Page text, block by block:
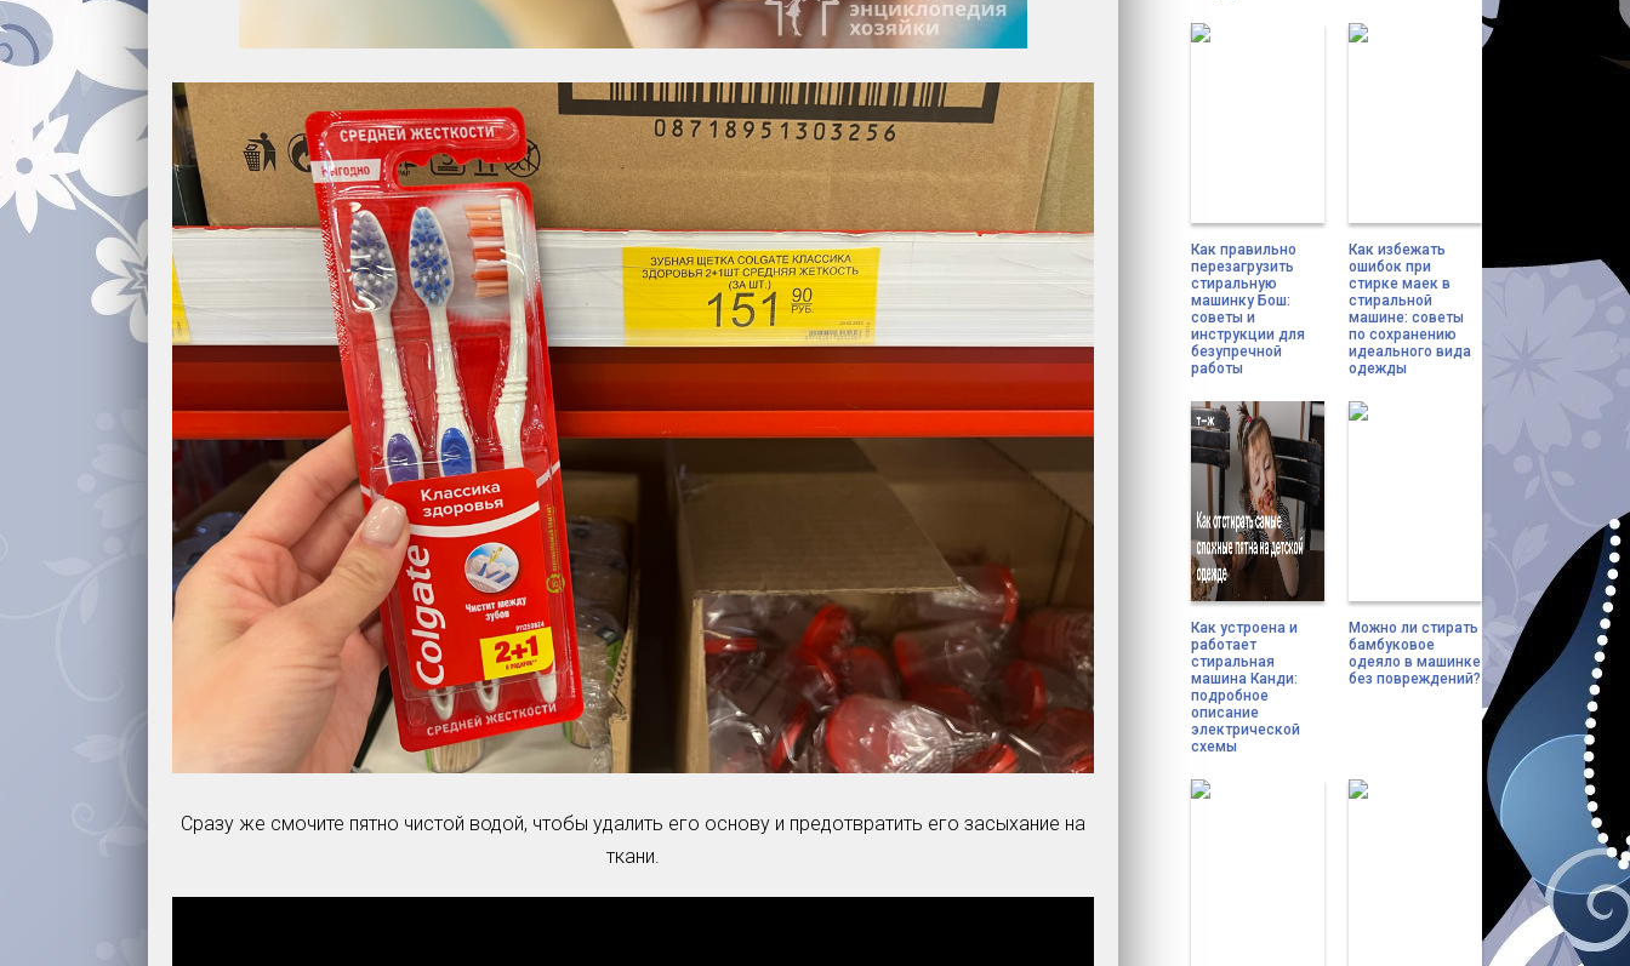
Сразу же смочите пятно чистой водой, чтобы удалить его основу и предотвратить его засыхание на
ткани.
Как правильно
перезагрузить
стиральную
машинку Бош:
советы и
инструкции для
безупречной
работы
Как избежать
ошибок при
стирке маек в
стиральной
машине: советы
по сохранению
идеального вида
одежды
Как устроена и
работает
стиральная
машина Канди:
подробное
описание
электрической
схемы
Можно ли стирать
бамбуковое
одеяло в машинке
без повреждений?